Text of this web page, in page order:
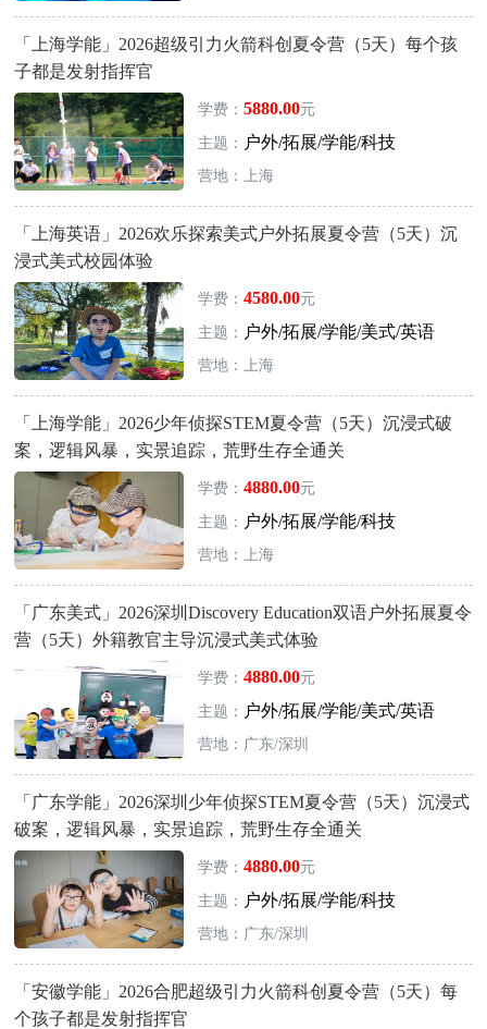
「上海学能」2026超级引力火箭科创夏令营（5天）每个孩
子都是发射指挥官
学费： 5880.00元
主题： 户外/拓展/学能/科技
营地：上海
「上海英语」2026欢乐探索美式户外拓展夏令营（5天）沉
浸式美式校园体验
学费： 4580.00元
主题： 户外/拓展/学能/美式/英语
营地：上海
「上海学能」2026少年侦探STEM夏令营（5天）沉浸式破
案，逻辑风暴，实景追踪，荒野生存全通关
学费： 4880.00元
主题： 户外/拓展/学能/科技
营地：上海
「广东美式」2026深圳Discovery Education双语户外拓展夏令
营（5天）外籍教官主导沉浸式美式体验
学费： 4880.00元
主题： 户外/拓展/学能/美式/英语
营地：广东/深圳
「广东学能」2026深圳少年侦探STEM夏令营（5天）沉浸式
破案，逻辑风暴，实景追踪，荒野生存全通关
学费： 4880.00元
主题： 户外/拓展/学能/科技
营地：广东/深圳
「安徽学能」2026合肥超级引力火箭科创夏令营（5天）每
个孩子都是发射指挥官